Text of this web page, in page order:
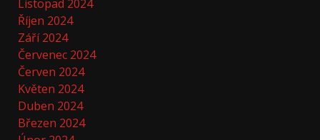
Listopad 2024
Říjen 2024
Září 2024
Červenec 2024
Červen 2024
Květen 2024
Duben 2024
Březen 2024